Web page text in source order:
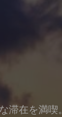
在を満喫。